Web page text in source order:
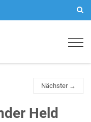
Nächster →
Held